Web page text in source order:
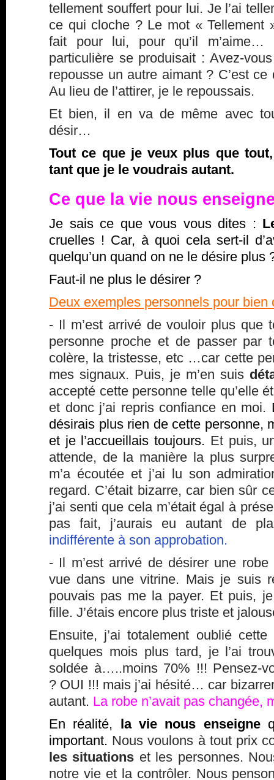
tellement souffert pour lui. Je l’ai
ce qui cloche ? Le mot « Tellement
fait pour lui, pour qu’il m’aime…
particulière se produisait : Avez-
repousse un autre aimant ? C’est
Au lieu de l’attirer, je le repoussais.
Et bien, il en va de même avec
désir…
Tout ce que je veux plus que
tant que je le voudrais autant.
Ce que la vie nous
Je sais ce que vous vous dites :
cruelles ! Car, à quoi cela sert-il
quelqu’un quand on ne le désire plus
Faut-il ne plus le désirer ?
Deux exemples personnels pour bien
- Il m’est arrivé de vouloir plus que
personne proche et de passer par
colère, la tristesse, etc …car cette
mes signaux. Puis, je m’en suis
accepté cette personne telle qu’elle
et donc j’ai repris confiance en moi.
désirais plus rien de cette personne,
et je l’accueillais toujours. Et puis,
attende, de la manière la plus
m’a écoutée et j’ai lu son
regard. C’était bizarre, car bien sûr
j’ai senti que cela m’était égal à
pas fait, j’aurais eu autant de
indifférente à son approbation.
- Il m’est arrivé de désirer une robe
vue dans une vitrine. Mais je suis
pouvais pas me la payer. Et puis,
fille. J’étais encore plus triste et
Ensuite, j’ai totalement oublié
quelques mois plus tard, je l’ai
soldée à…..moins 70% !!! Pensez-
? OUI !!! mais j’ai hésité… car
autant. La robe n’avait pas changée,
En réalité, la vie nous enseigne
important. Nous voulons à tout prix
les situations et les personnes.
notre vie et la contrôler. Nous